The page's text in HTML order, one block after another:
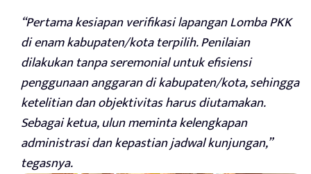
“Pertama kesiapan verifikasi lapangan Lomba PKK
di enam kabupaten/kota terpilih. Penilaian
dilakukan tanpa seremonial untuk efisiensi
penggunaan anggaran di kabupaten/kota, sehingga
ketelitian dan objektivitas harus diutamakan.
Sebagai ketua, ulun meminta kelengkapan
administrasi dan kepastian jadwal kunjungan,”
tegasnya.